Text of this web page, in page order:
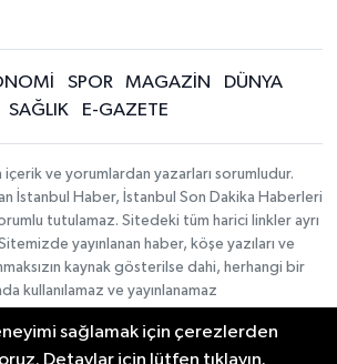
SPOR MAGAZİN
DÜNYA
SAĞLIK
E-GAZETE
içerik ve yorumlardan yazarları sorumludur.
İstanbul Haber, İstanbul Son Dakika Haberleri
tutulamaz. Sitedeki tüm harici linkler ayrı
yayınlanan haber, köşe yazıları ve
kaynak gösterilse dahi, herhangi bir
kullanılamaz ve yayınlanamaz
sağlamak için çerezlerden
Detaylar için lütfen tıklayın.